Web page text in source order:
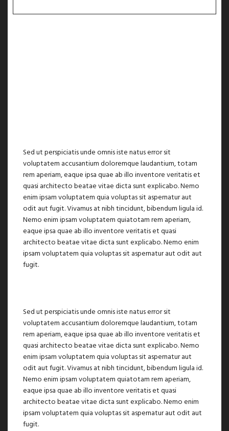
Sed ut perspiciatis unde omnis iste natus error sit
voluptatem accusantium doloremque laudantium, totam
rem aperiam, eaque ipsa quae ab illo inventore veritatis et
quasi architecto beatae vitae dicta sunt explicabo. Nemo
enim ipsam voluptatem quia voluptas sit aspernatur aut
odit aut fugit. Vivamus at nibh tincidunt, bibendum ligula id.
Nemo enim ipsam voluptatem quiatotam rem aperiam,
eaque ipsa quae ab illo inventore veritatis et quasi
architecto beatae vitae dicta sunt explicabo. Nemo enim
ipsam voluptatem quia voluptas sit aspernatur aut odit aut
fugit.
Sed ut perspiciatis unde omnis iste natus error sit
voluptatem accusantium doloremque laudantium, totam
rem aperiam, eaque ipsa quae ab illo inventore veritatis et
quasi architecto beatae vitae dicta sunt explicabo. Nemo
enim ipsam voluptatem quia voluptas sit aspernatur aut
odit aut fugit. Vivamus at nibh tincidunt, bibendum ligula id.
Nemo enim ipsam voluptatem quiatotam rem aperiam,
eaque ipsa quae ab illo inventore veritatis et quasi
architecto beatae vitae dicta sunt explicabo. Nemo enim
ipsam voluptatem quia voluptas sit aspernatur aut odit aut
fugit.